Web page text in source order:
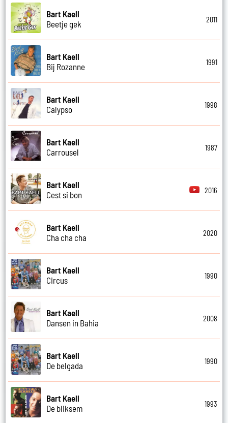
Bart Kaell
Beetje gek
2011
Bart Kaell
Bij Rozanne
1991
Bart Kaell
Calypso
1998
Bart Kaell
Carrousel
1987
Bart Kaell
Cest si bon
2016
Bart Kaell
Cha cha cha
2020
Bart Kaell
Circus
1990
Bart Kaell
Dansen in Bahia
2008
Bart Kaell
De belgada
1990
Bart Kaell
De bliksem
1993